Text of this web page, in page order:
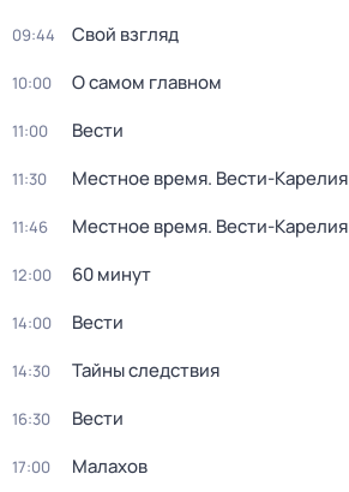
09:44 Свой взгляд
10:00 О самом главном
11:00 Вести
11:30 Местное время. Вести-Карелия
11:46 Местное время. Вести-Карелия
12:00 60 минут
14:00 Вести
14:30 Тайны следствия
16:30 Вести
17:00 Малахов